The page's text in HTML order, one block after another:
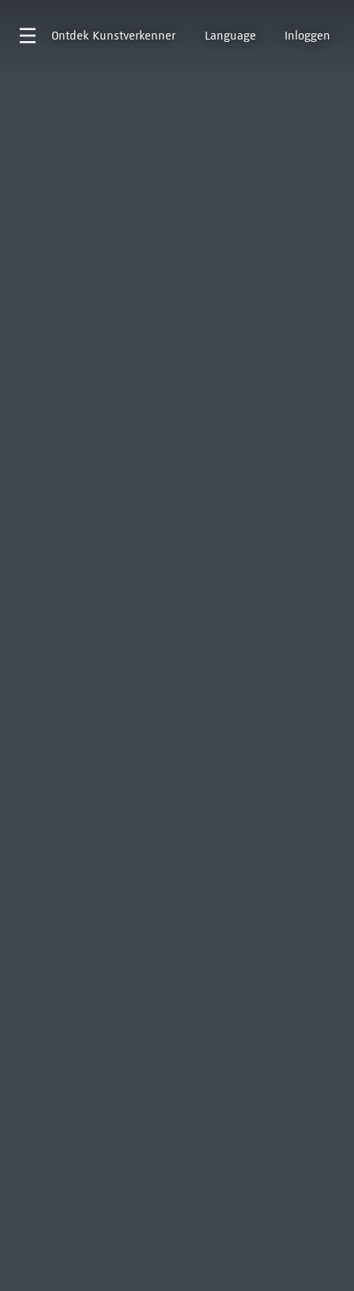
Ontdek Kunstverkenner Language Inloggen